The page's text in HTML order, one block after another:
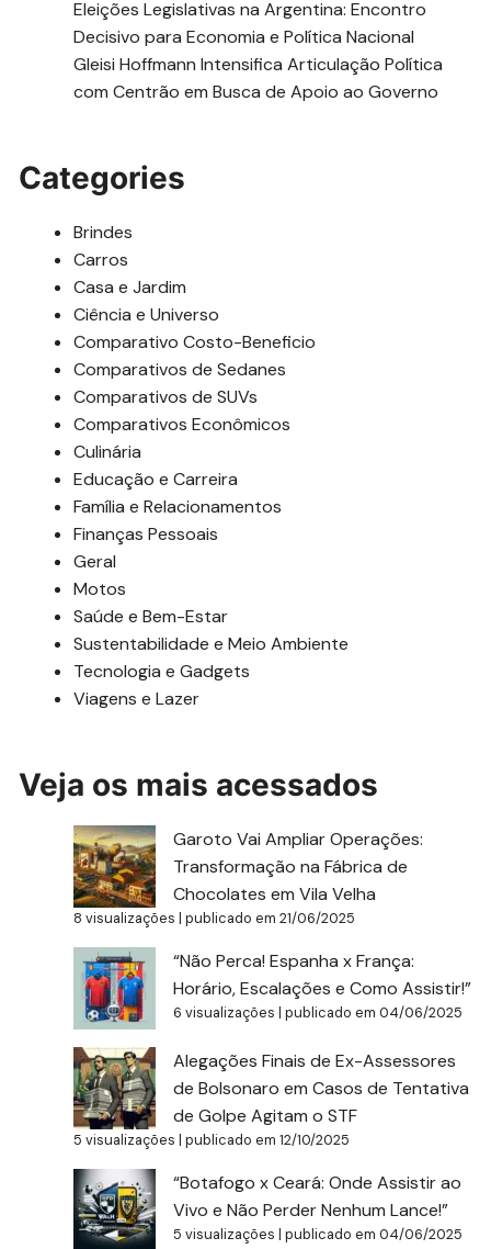
Eleições Legislativas na Argentina: Encontro
Decisivo para Economia e Política Nacional
Gleisi Hoffmann Intensifica Articulação Política
com Centrão em Busca de Apoio ao Governo
Categories
Brindes
Carros
Casa e Jardim
Ciência e Universo
Comparativo Costo-Beneficio
Comparativos de Sedanes
Comparativos de SUVs
Comparativos Econômicos
Culinária
Educação e Carreira
Família e Relacionamentos
Finanças Pessoais
Geral
Motos
Saúde e Bem-Estar
Sustentabilidade e Meio Ambiente
Tecnologia e Gadgets
Viagens e Lazer
Veja os mais acessados
Garoto Vai Ampliar Operações:
Transformação na Fábrica de
Chocolates em Vila Velha
8 visualizações |publicado em 21/06/2025
“Não Perca! Espanha x França:
Horário, Escalações e Como Assistir!”
6 visualizações |publicado em 04/06/2025
Alegações Finais de Ex-Assessores
de Bolsonaro em Casos de Tentativa
de Golpe Agitam o STF
5 visualizações |publicado em 12/10/2025
“Botafogo x Ceará: Onde Assistir ao
Vivo e Não Perder Nenhum Lance!”
5 visualizações |publicado em 04/06/2025